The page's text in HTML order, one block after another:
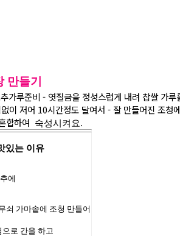
만들기
가루준비 - 엿질금을 정성스럽게 내려 찹쌀 가루
이 저어 10시간정도 달여서 - 잘 만들어진 조청
합하여
숙성시켜요.
있는 이유
에
쇠 가마솥에 조청 만들어
으로 간을 하고